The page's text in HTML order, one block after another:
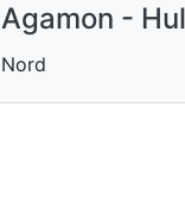
Agamon -
Nord